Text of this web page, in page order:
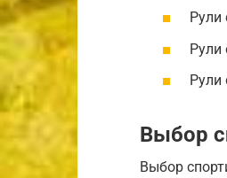
Рули
Рули
Рули
Выбор
Выбор